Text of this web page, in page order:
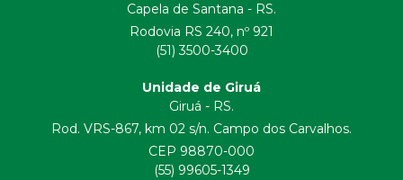
Capela de Santana - RS.
Rodovia RS 240, nº 921
(51) 3500-3400
Unidade de Giruá
Giruá - RS.
Rod. VRS-867, km 02 s/n. Campo dos Carvalhos.
CEP 98870-000
(55) 99605-1349